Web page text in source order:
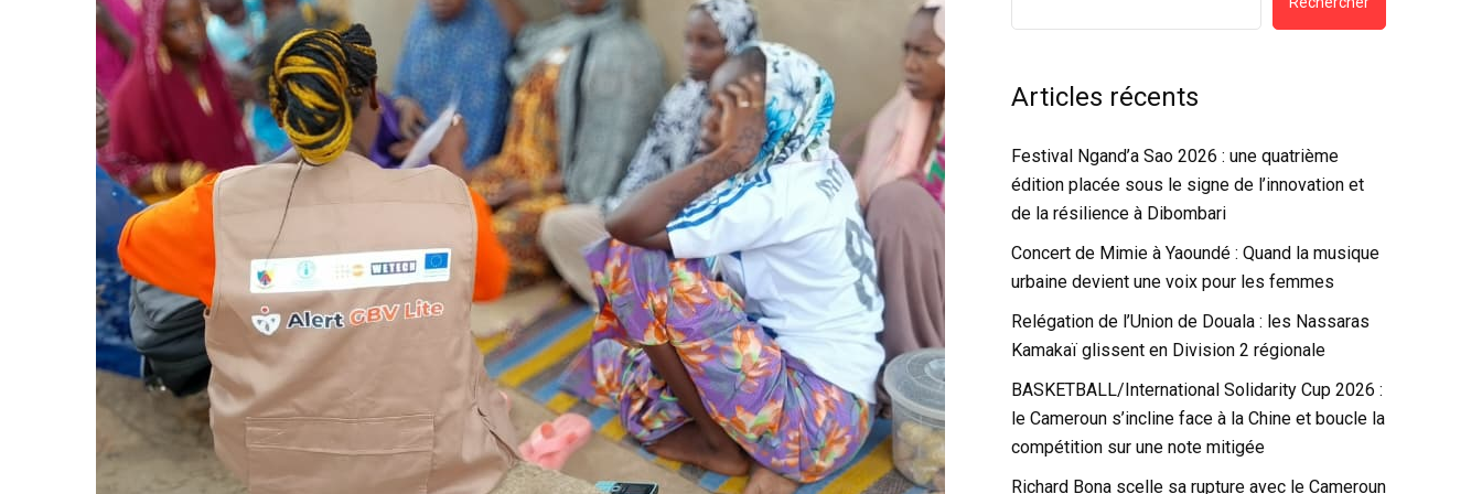
Articles récents
Festival Ngand’a Sao 2026 : une quatrième
édition placée sous le signe de l’innovation et
de la résilience à Dibombari
Concert de Mimie à Yaoundé : Quand la musique
urbaine devient une voix pour les femmes
Relégation de l’Union de Douala : les Nassaras
Kamakaï glissent en Division 2 régionale
BASKETBALL/International Solidarity Cup 2026 :
le Cameroun s’incline face à la Chine et boucle la
compétition sur une note mitigée
Richard Bona scelle sa rupture avec le Cameroun